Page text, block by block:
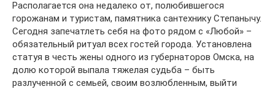
Располагается она недалеко от, полюбившегося
горожанам и туристам, памятника сантехнику Степанычу.
Сегодня запечатлеть себя на фото рядом с «Любой» –
обязательный ритуал всех гостей города. Установлена
статуя в честь жены одного из губернаторов Омска, на
долю которой выпала тяжелая судьба – быть
разлученной с семьей, своим возлюбленным, выйти